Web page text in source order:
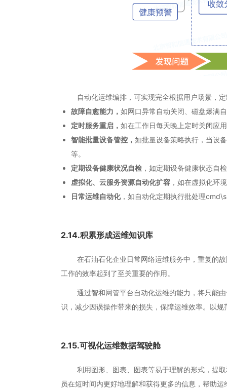
自动化运维编排，可实现完全根据用户场景，定
故障自愈能力， 如网口异常自动关闭、磁盘爆满
定时服务重启， 如在工作日每天晚上定时关闭应
智能批量设备管控， 如批量设备策略执行，当设
等。
定期设备健康状况自检 ，如定期设备健康状态自
虚拟化、云服务资源自动化扩容 ，如在虚拟化环
日常运维自动化，如自动化定期执行批处理
2.14.积累形成运维知识库
在石油石化企业日常网络运维服务中，重复的故
工作的效率起到了至关重要的作用。
通过智和网管平台自动化运维的能力，将只能由
识，减少因误操作带来的损失，保障运维效率。以
2.15.可视化运维数据驾驶舱
利用图形、图表、图表等易于理解的形式，提取
员在短时间内更好地理解和获得更多的信息，帮助